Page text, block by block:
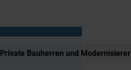
Private Bauherren und Modernisierer